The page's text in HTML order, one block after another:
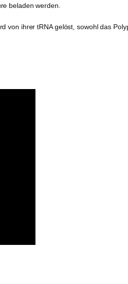
beladen werden.
von ihrer tRNA gelöst, sowohl das